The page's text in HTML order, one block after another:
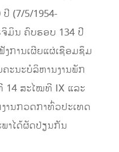
(7/5/1954-
ຈິມິນ ຄົບຮອບ 134 ປີ
ງການເຜີຍແຜ່ເຊືອມຊຶມ
ະນະບໍລິຫານງານພັກ
14 ສະໄໝທີ IX ແລະ
ານກວດກາທົ່ວປະເທດ
ພາໄດ້ຜັດປ່ຽນກັນ